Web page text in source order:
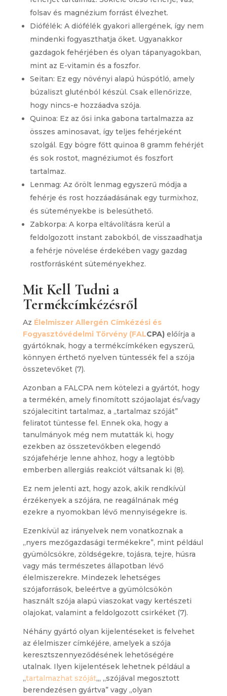
folsav és magnézium forrást élvezhet.
Diófélék: A diófélék gyakori allergének, így nem
mindenki fogyaszthatja őket. Ugyanakkor
gazdagok fehérjében és olyan tápanyagokban,
mint az E-vitamin és a foszfor.
Seitan: Ez egy növényi alapú húspótló, amely
búzaliszt gluténból készül. Csak ellenőrizze,
hogy nincs-e hozzáadva szója.
Quinoa: Ez az ősi inka gabona tartalmazza az
összes aminosavat, így teljes fehérjeként
szolgál. Egy bögre főtt quinoa 8 gramm fehérjét
és sok rostot, magnéziumot és foszfort
tartalmaz.
Lenmag: Az őrölt lenmag egyszerű módja a
fehérje és rost hozzáadásának egy turmixhoz,
és süteményekbe is belesüthető.
Zabkorpa: A korpa eltávolításra kerül a
feldolgozott instant zabokból, de visszaadhatja
a fehérje növelése érdekében vagy gazdag
rostforrásként süteményekhez.
Mit Kell Tudni a
Termékcímkézésről
Az Élelmiszer Allergén Címkézési és
Fogyasztóvédelmi Törvény (FALCPA)előírja a
gyártóknak, hogy a termékcímkéken egyszerű,
könnyen érthető nyelven tüntessék fel a szója
összetevőket (7).
Azonban a FALCPA nem kötelezi a gyártót, hogy
a termékén, amely finomított szójaolajat és/vagy
szójalecitint tartalmaz, a „tartalmaz szóját”
feliratot tüntesse fel. Ennek oka, hogy a
tanulmányok még nem mutatták ki, hogy
ezekben az összetevőkben elegendő
szójafehérje lenne ahhoz, hogy a legtöbb
emberben allergiás reakciót váltsanak ki (8).
Ez nem jelenti azt, hogy azok, akik rendkívül
érzékenyek a szójára, ne reagálnának még
ezekre a nyomokban lévő mennyiségekre is.
Ezenkívül az irányelvek nem vonatkoznak a
„nyers mezőgazdasági termékekre”, mint például
gyümölcsökre, zöldségekre, tojásra, tejre, húsra
vagy más természetes állapotban lévő
élelmiszerekre. Mindezek lehetséges
szójaforrások, beleértve a gyümölcsökön
használt szója alapú viaszokat vagy kertészeti
olajokat, valamint a feldolgozott csirkéket (7).
Néhány gyártó olyan kijelentéseket is felvehet
az élelmiszer címkéjére, amelyek a szója
keresztszennyeződésének lehetőségére
utalnak. Ilyen kijelentések lehetnek például a
„tartalmazhat szóját„, „szójával megosztott
berendezésen gyártva” vagy „olyan